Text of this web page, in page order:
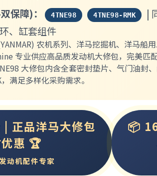
保障)： 4TNE98 4TNE98-RMK |
、缸套组件
农机系列、洋马挖掘机、洋马船
专业供应高品质发动机大修包，完美匹
大修包内含全套密封垫片、气门油封
满足多样化采购需求。
正品洋马大修包
惠 🏆
动机配件专家
📦